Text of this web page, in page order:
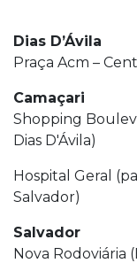
Dias D’Ávila
Praça Acm –
Camaçari
Shopping
Dias D'Ávila)
Hospital Geral
Salvador)
Salvador
Nova Rodoviária